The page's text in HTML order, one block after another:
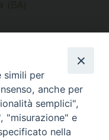
(BA)
simili per
anche per
semplici",
"misurazione" e
nella